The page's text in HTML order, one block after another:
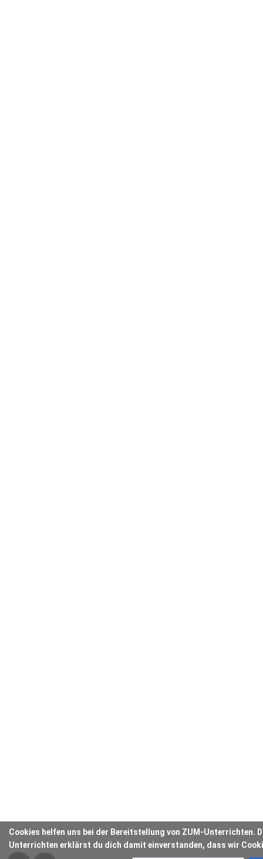
Cookies helfen uns bei der Bereitstellung von ZUM-Unterrichten.
Unterrichten erklärst du dich damit einverstanden, dass wir